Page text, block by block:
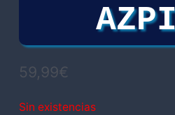
59,99€
Sin existencias